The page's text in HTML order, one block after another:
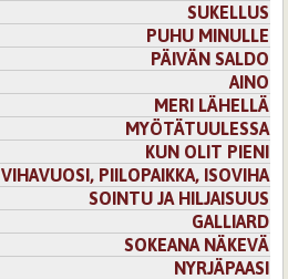
SUKELLUS
PUHU MINULLE
PÄIVÄN SALDO
AINO
MERI LÄHELLÄ
MYÖTÄTUULESSA
KUN OLIT PIENI
VIHAVUOSI, PIILOPAIKKA, ISOVIHA
SOINTU JA HILJAISUUS
GALLIARD
SOKEANA NÄKEVÄ
NYRJÄPAASI